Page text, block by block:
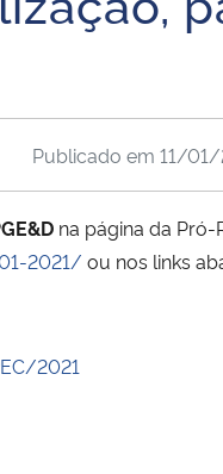
Publicado em 11/01/
na página da Pró-
2021/ ou nos links
2021